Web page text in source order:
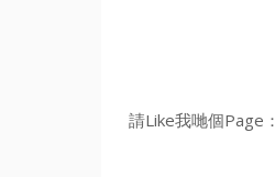
請Like我哋個Page：